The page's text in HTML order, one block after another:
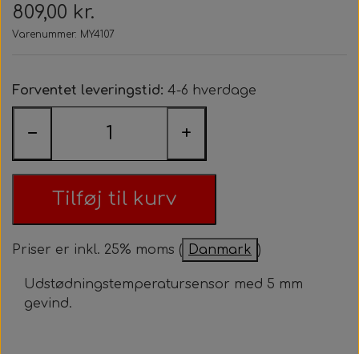
Sæder
Tank/Bundplade
Sæder
Bolte, møtrikker, skiver, mm.
Rotax power valve
Rotax udstødning
Rotax Værktøj/tilbehør
Indsugningsdæmper
809,00 kr.
Varenummer: MY4107
Forventet leveringstid: 4-6 hverdage
− +
Tilføj til kurv
Priser er inkl. 25% moms ( Danmark )
Udstødningstemperatursensor med 5 mm
gevind.